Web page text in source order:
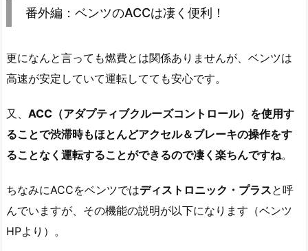
番外編：ベンツのACCは凄く便利！
更になんと言っても燃費とは関係ありませんが、ベンツは
高速が安定していて運転してても安心です。
又、 ACC（アダプティブクルーズコントロール）を使用す
ることで渋滞時もほとんどアクセル＆ブレーキの操作をす
ることなく運転することができるので凄く楽ちんですね。
ちなみにACCをベンツではディストロニック・プラスと呼
んでいますが、その機能の説明が以下になります（ベンツ
HPより）。